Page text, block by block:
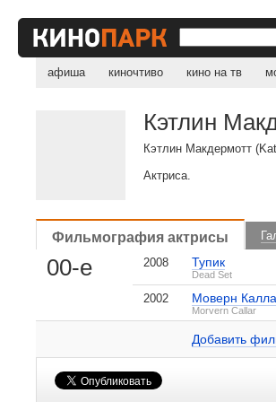
афиша киночтиво кино на тв
Кэтлин
Кэтлин Макдермотт
Актриса.
Фильмография актрисы
00-е 2008 Тупик
Dead Set
2002 Моверн
Morvern Callar
Добавить
Моверн Каллар
Кэтлин Макдермотт на IMDB.com
, поделитесь